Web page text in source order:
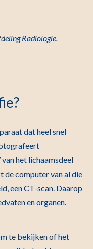
Radiologie.
dat heel snel
het lichaamsdeel
de computer van al die
een CT-scan. Daarop
en organen.
te bekijken of het